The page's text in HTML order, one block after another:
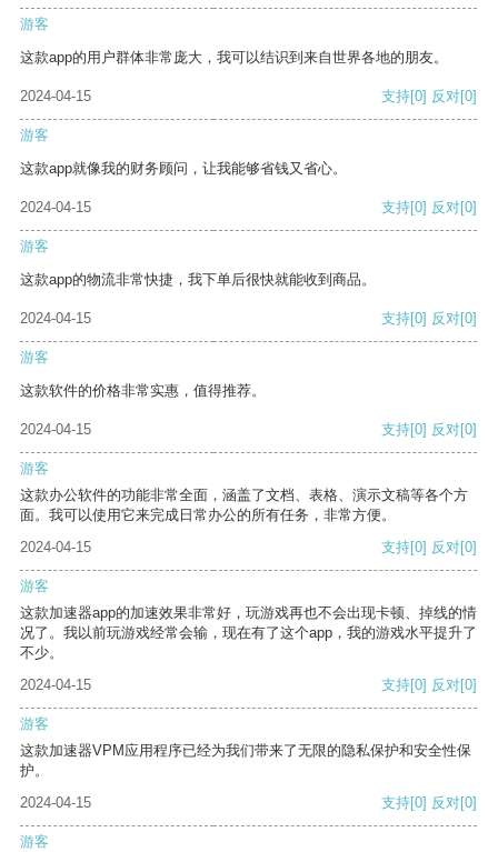
游客
这款app的用户群体非常庞大，我可以结识到来自世界各地的朋友。
2024-04-15 支持[0] 反对[0]
游客
这款app就像我的财务顾问，让我能够省钱又省心。
2024-04-15 支持[0] 反对[0]
游客
这款app的物流非常快捷，我下单后很快就能收到商品。
2024-04-15 支持[0] 反对[0]
游客
这款软件的价格非常实惠，值得推荐。
2024-04-15 支持[0] 反对[0]
游客
这款办公软件的功能非常全面，涵盖了文档、表格、演示文稿等各个方
面。我可以使用它来完成日常办公的所有任务，非常方便。
2024-04-15
支持[0] 反对[0]
游客
这款加速器app的加速效果非常好，玩游戏再也不会出现卡顿、掉线的情
况了。我以前玩游戏经常会输，现在有了这个app，我的游戏水平提升了
不少。
2024-04-15
支持[0] 反对[0]
游客
这款加速器VPM应用程序已经为我们带来了无限的隐私保护和安全性保
护。
2024-04-15
支持[0] 反对[0]
游客